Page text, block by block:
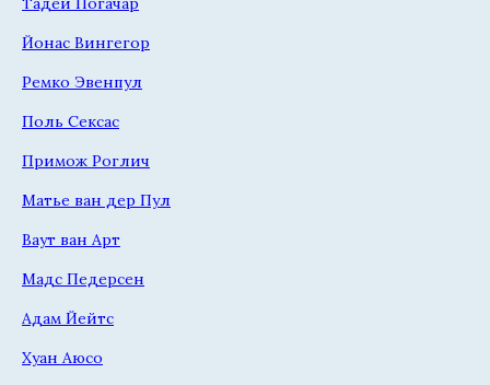
Йонас Вингегор
Ремко Эвенпул
Поль Сексас
Примож Роглич
Матье ван дер Пул
Ваут ван Арт
Мадс Педерсен
Адам Йейтс
Хуан Аюсо